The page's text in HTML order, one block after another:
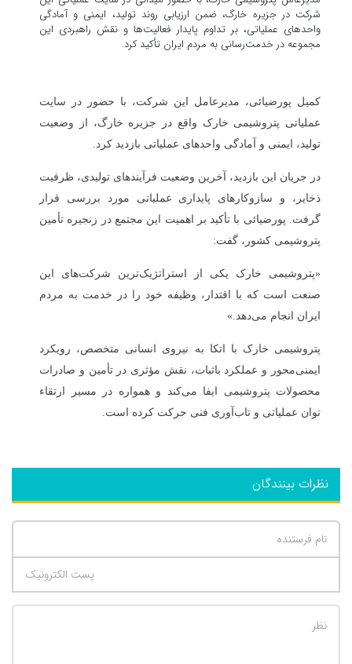
شرکت در جزیره خارگ، ضمن ارزیابی روند تولید، ایمنی و آمادگی
واحدهای عملیاتی، بر تداوم پایدار فعالیت‌ها و نقش راهبردی این
مجموعه در خدمت‌رسانی به مردم ایران تأکید کرد.
کمیل پورضیائی، مدیرعامل این شرکت، با حضور در سایت
عملیاتی پتروشیمی خارک واقع در جزیره خارگ، از وضعیت
تولید، ایمنی و آمادگی واحدهای عملیاتی بازدید کرد.
در جریان این بازدید، آخرین وضعیت فرآیندهای تولیدی، ظرفیت
ذخایر، و سازوکارهای پایداری عملیاتی مورد بررسی قرار
گرفت. پورضیائی با تأکید بر اهمیت این مجتمع در زنجیره تأمین
پتروشیمی کشور، گفت:
«پتروشیمی خارک یکی از استراتژیک‌ترین شرکت‌های این
صنعت است که با اقتدار، وظیفه خود را در خدمت به مردم
ایران انجام می‌دهد.»
پتروشیمی خارک با اتکا به نیروی انسانی متخصص، رویکرد
ایمنی‌محور و عملکرد باثبات، نقش مؤثری در تأمین و صادرات
محصولات پتروشیمی ایفا می‌کند و همواره در مسیر ارتقاء
توان عملیاتی و تاب‌آوری فنی حرکت کرده است.
نظرات بینندگان